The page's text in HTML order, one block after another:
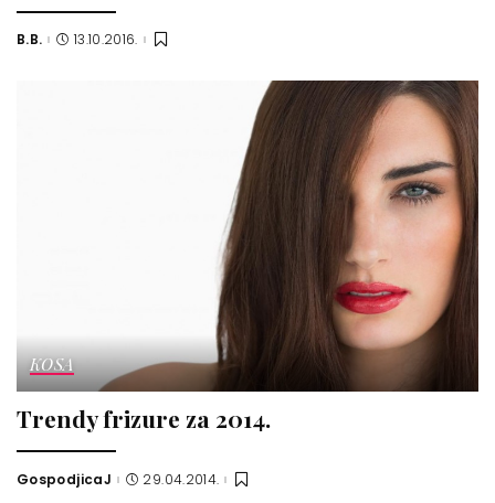
Posted
B.B. 13.10.2016.
KOSA
Trendy frizure za 2014.
Posted
GospodjicaJ 29.04.2014.